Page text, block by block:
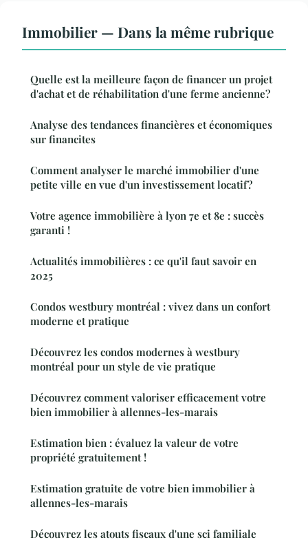
Immobilier — Dans la même rubrique
Quelle est la meilleure façon de financer un projet
d'achat et de réhabilitation d'une ferme ancienne?
Analyse des tendances financières et économiques
sur financites
Comment analyser le marché immobilier d'une
petite ville en vue d'un investissement locatif?
Votre agence immobilière à lyon 7e et 8e : succès
garanti !
Actualités immobilières : ce qu'il faut savoir en
2025
Condos westbury montréal : vivez dans un confort
moderne et pratique
Découvrez les condos modernes à westbury
montréal pour un style de vie pratique
Découvrez comment valoriser efficacement votre
bien immobilier à allennes-les-marais
Estimation bien : évaluez la valeur de votre
propriété gratuitement !
Estimation gratuite de votre bien immobilier à
allennes-les-marais
Découvrez les atouts fiscaux d'une sci familiale